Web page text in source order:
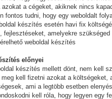
a cégeket, akiknek nincs
fontos tudni, hogy egy weboldalt
készítés esetén havi fix
amelyekre szükséged
weboldal készítés
előnyei
készítés mellett dönt, nem kell
kell fizetni azokat a költségeket,
ami a legtöbb esetben
kell róla, hogy legyen egy